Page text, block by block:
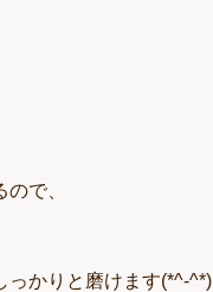
で、
っかりと磨けます(*^-^*)